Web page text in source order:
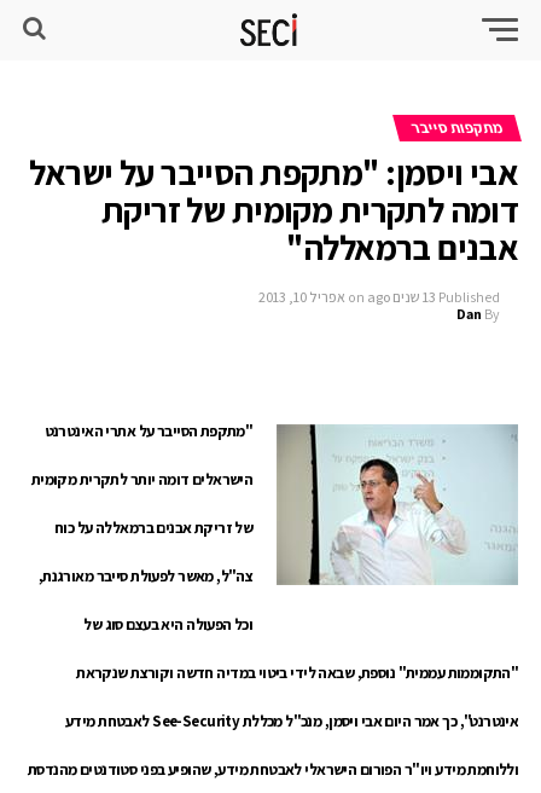
מתקפות סייבר
אבי ויסמן: "מתקפת הסייבר על ישראל
דומה לתקרית מקומית של זריקת
אבנים ברמאללה"
Published 13 שנים ago on אפריל 10, 2013
By
Dan
"מתקפת הסייבר על אתרי האינטרנט
הישראלים דומה יותר לתקרית מקומית
של זריקת אבנים ברמאללה על כוח
צה"ל, מאשר לפעולת סייבר מאורגנת,
וכל הפעולה היא בעצם סוג של
"התקוממות עממית" נוספת, שבאה לידי ביטוי במדיה חדשה וקורצת שנקראת
אינטרנט", כך אמר היום אבי ויסמן, מנכ"ל מכללת See-Security לאבטחת מידע
וללוחמת מידע ויו"ר הפורום הישראלי לאבטחת מידע, שהופיע בפני סטודנטים מהנדסת